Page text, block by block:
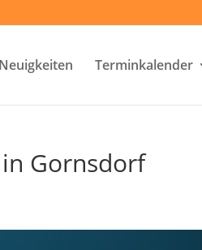
Neuigkeiten Terminkalender
Gornsdorf